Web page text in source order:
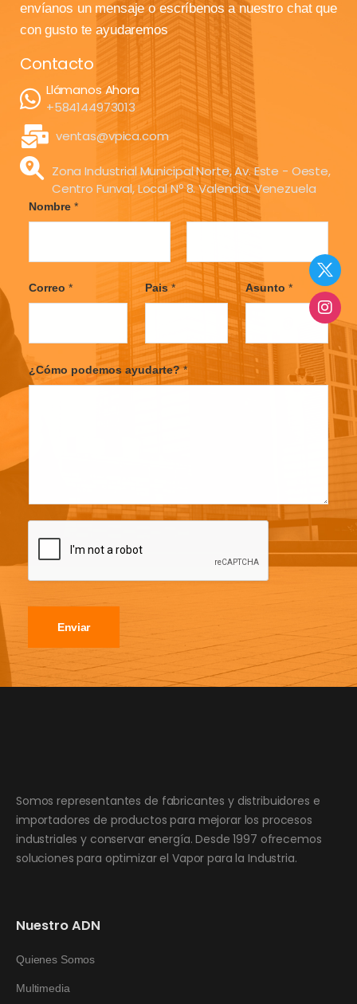
envíanos un mensaje o escríbenos a nuestro chat que
con gusto te ayudaremos
Contacto
Llámanos Ahora
+584144973013
ventas@vpica.com
Zona Industrial Municipal Norte, Av. Este - Oeste,
Centro Funval, Local Nº 8. Valencia. Venezuela
Nombre *
r
s
L
a
s
t
Correo * Pais* Asunto *
¿Cómo podemos ayudarte?*
Enviar
Somos representantes de fabricantes y distribuidores e
importadores de productos para mejorar los procesos
industriales y conservar energía. Desde 1997 ofrecemos
soluciones para optimizar el Vapor para la Industria.
Nuestro ADN
Quienes Somos
Multimedia